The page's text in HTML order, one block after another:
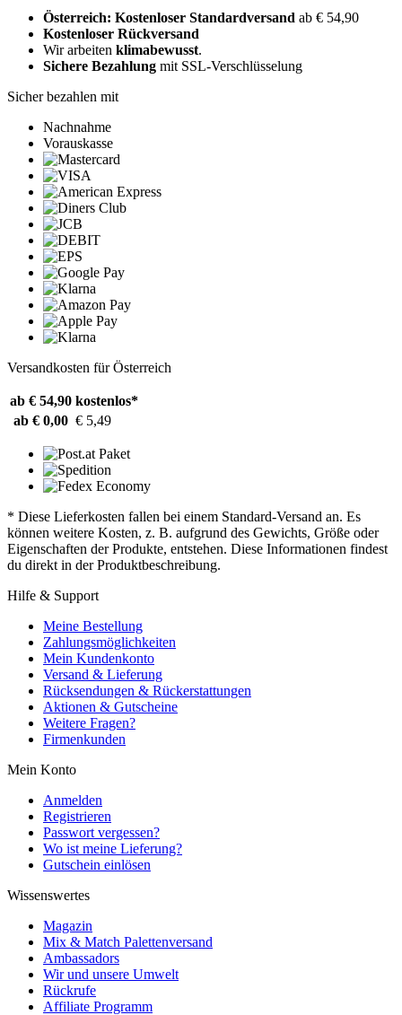
Österreich: Kostenloser Standardversand ab € 54,90
Kostenloser Rückversand
Wir arbeiten klimabewusst.
Sichere Bezahlung mit SSL-Verschlüsselung
Sicher bezahlen mit
Nachnahme
Vorauskasse
Versandkosten für Österreich
ab € 54,90 kostenlos*
ab € 0,00 € 5,49
* Diese Lieferkosten fallen bei einem Standard-Versand an. Es
können weitere Kosten, z. B. aufgrund des Gewichts, Größe oder
Eigenschaften der Produkte, entstehen. Diese Informationen findest
du direkt in der Produktbeschreibung.
Hilfe & Support
Meine Bestellung
Zahlungsmöglichkeiten
Mein Kundenkonto
Versand & Lieferung
Rücksendungen & Rückerstattungen
Aktionen & Gutscheine
Weitere Fragen?
Firmenkunden
Mein Konto
Anmelden
Registrieren
Passwort vergessen?
Wo ist meine Lieferung?
Gutschein einlösen
Wissenswertes
Magazin
Mix & Match Palettenversand
Ambassadors
Wir und unsere Umwelt
Rückrufe
Affiliate Programm